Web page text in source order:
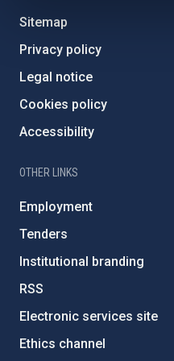
Sitemap
Privacy policy
Legal notice
Cookies policy
Accessibility
OTHER LINKS
Employment
Tenders
Institutional branding
RSS
Electronic services site
Ethics channel